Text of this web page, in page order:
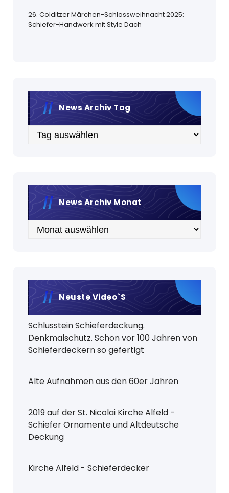
26. Colditzer Märchen-Schlossweihnacht 2025:
Schiefer-Handwerk mit Style Dach
News Archiv Tag
Archiv
News Archiv Monat
Archiv
Neuste Video`s
Schlusstein Schieferdeckung.
Denkmalschutz. Schon vor 100 Jahren von
Schieferdeckern so gefertigt
Alte Aufnahmen aus den 60er Jahren
2019 auf der St. Nicolai Kirche Alfeld -
Schiefer Ornamente und Altdeutsche
Deckung
Kirche Alfeld - Schieferdecker